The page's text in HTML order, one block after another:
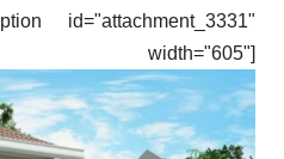
id="attachment_3331"
width="605"]